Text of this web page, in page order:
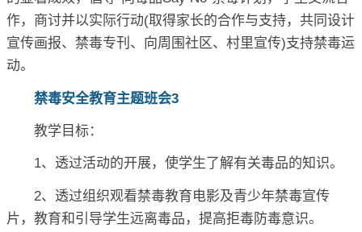
作，商讨并以实际行动(取得家长的合作与支持，共同设计
宣传画报、禁毒专刊、向周围社区、村里宣传)支持禁毒运
动。
禁毒安全教育主题班会3
教学目标：
1、透过活动的开展，使学生了解有关毒品的知识。
2、透过组织观看禁毒教育电影及青少年禁毒宣传
片，教育和引导学生远离毒品，提高拒毒防毒意识。